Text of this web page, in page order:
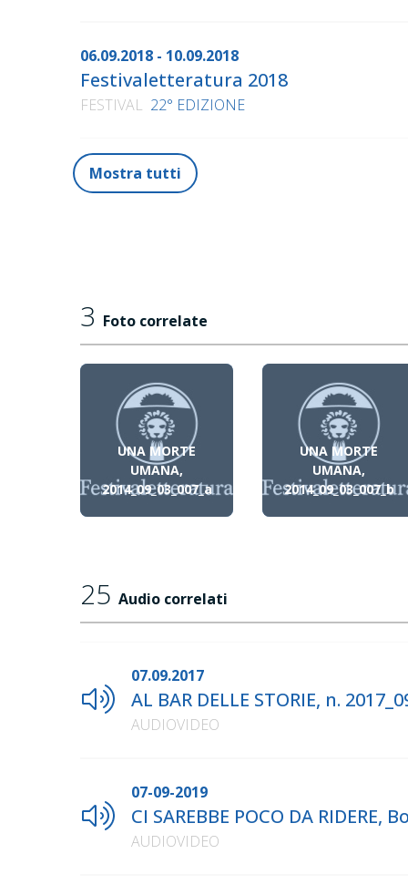
06.09.2018 - 10.09.2018
Festivaletteratura 2018
FESTIVAL 22° EDIZIONE
Mostra tutti
3 Foto correlate
UNA MORTE
UMANA,
2014_09_03_007_a
UNA MORTE
UMANA,
2014_09_03_007_b
25 Audio correlati
07.09.2017
AL BAR DELLE STORIE, n.
AUDIOVIDEO
07-09-2019
CI SAREBBE POCO DA RIDERE,
AUDIOVIDEO